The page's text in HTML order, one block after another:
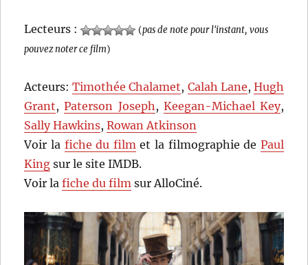
Lecteurs : (pas de note pour l'instant, vous
pouvez noter ce film)
Acteurs:Timothée Chalamet, Calah Lane, Hugh
Grant,Paterson Joseph, Keegan-Michael Key,
Sally Hawkins,Rowan Atkinson
Voir la fiche du filmet la filmographie de Paul
King sur le site IMDB.
Voir lafiche du film sur AlloCiné.